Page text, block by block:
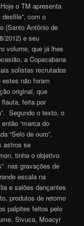
o TM apresenta
com o
(Santo Antônio de
2012) e seu
volume, que já lhes
a Copacabana
solistas recrutados
não foram
original, que
feita por
Segundo o texto, o
“marca do
“Selo de ouro”,
astros se
tinha o objetivo
nas gravações de
escala na
e salões dançantes
produtos de retorno
palpites feitos pelo
Sivuca, Moacyr